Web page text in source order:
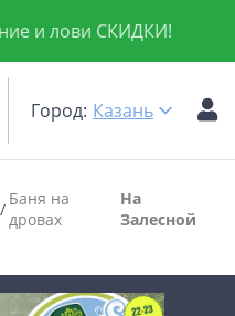
и лови СКИДКИ!
Город: Казань
Баня на
дровах
На
Залесной